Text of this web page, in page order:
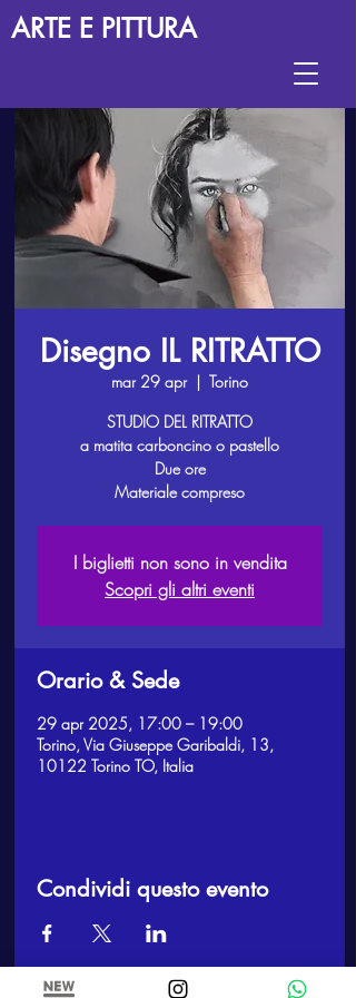
ARTE E PITTURA
Disegno IL RITRATTO
mar 29 apr
  |
Torino
STUDIO DEL RITRATTO
a matita carboncino o pastello
Due ore
Materiale compreso
I biglietti non sono in vendita
Scopri gli altri eventi
Orario & Sede
29 apr 2025, 17:00 – 19:00
Torino, Via Giuseppe Garibaldi, 13,
10122 Torino TO, Italia
Condividi questo evento